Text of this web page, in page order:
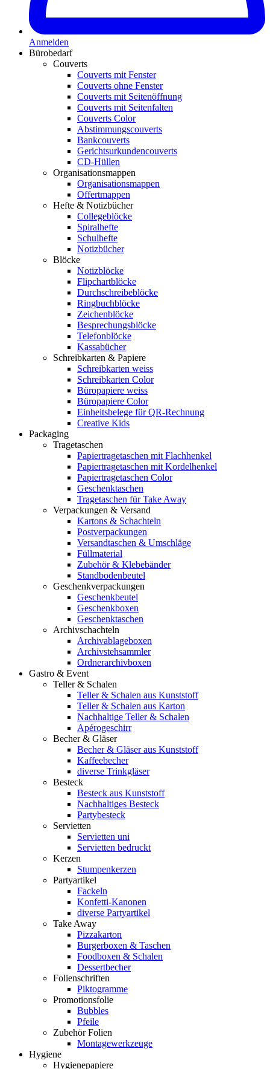
Anmelden
Bürobedarf
Couverts
Couverts mit Fenster
Couverts ohne Fenster
Couverts mit Seitenöffnung
Couverts mit Seitenfalten
Couverts Color
Abstimmungscouverts
Bankcouverts
Gerichtsurkundencouverts
CD-Hüllen
Organisationsmappen
Organisationsmappen
Offertmappen
Hefte & Notizbücher
Collegeblöcke
Spiralhefte
Schulhefte
Notizbücher
Blöcke
Notizblöcke
Flipchartblöcke
Durchschreibeblöcke
Ringbuchblöcke
Zeichenblöcke
Besprechungsblöcke
Telefonblöcke
Kassabücher
Schreibkarten & Papiere
Schreibkarten weiss
Schreibkarten Color
Büropapiere weiss
Büropapiere Color
Einheitsbelege für QR-Rechnung
Creative Kids
Packaging
Tragetaschen
Papiertragetaschen mit Flachhenkel
Papiertragetaschen mit Kordelhenkel
Papiertragetaschen Color
Geschenktaschen
Tragetaschen für Take Away
Verpackungen & Versand
Kartons & Schachteln
Postverpackungen
Versandtaschen & Umschläge
Füllmaterial
Zubehör & Klebebänder
Standbodenbeutel
Geschenkverpackungen
Geschenkbeutel
Geschenkboxen
Geschenktaschen
Archivschachteln
Archivablageboxen
Archivstehsammler
Ordnerarchivboxen
Gastro & Event
Teller & Schalen
Teller & Schalen aus Kunststoff
Teller & Schalen aus Karton
Nachhaltige Teller & Schalen
Apérogeschirr
Becher & Gläser
Becher & Gläser aus Kunststoff
Kaffeebecher
diverse Trinkgläser
Besteck
Besteck aus Kunststoff
Nachhaltiges Besteck
Partybesteck
Servietten
Servietten uni
Servietten bedruckt
Kerzen
Stumpenkerzen
Partyartikel
Fackeln
Konfetti-Kanonen
diverse Partyartikel
Take Away
Pizzakarton
Burgerboxen & Taschen
Foodboxen & Schalen
Dessertbecher
Folienschriften
Piktogramme
Promotionsfolie
Bubbles
Pfeile
Zubehör Folien
Montagewerkzeuge
Hygiene
Hygienepapiere